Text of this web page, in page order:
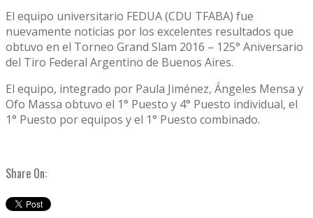
El equipo universitario FEDUA (CDU TFABA) fue
nuevamente noticias por los excelentes resultados que
obtuvo en el Torneo Grand Slam 2016 – 125° Aniversario
del Tiro Federal Argentino de Buenos Aires.
El equipo, integrado por Paula Jiménez, Ángeles Mensa y
Ofo Massa obtuvo el 1° Puesto y 4° Puesto individual, el
1° Puesto por equipos y el 1° Puesto combinado.
Share On: